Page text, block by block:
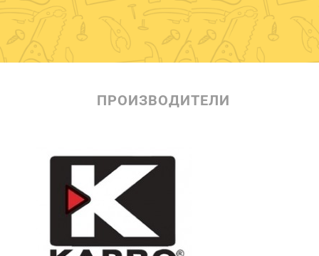
ПРОИЗВОДИТЕЛИ